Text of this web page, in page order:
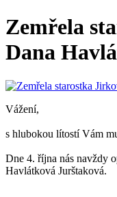
Zemřela
Dana
Vážení,
s hlubokou lítostí Vám
Dne 4. října nás navždy
Havlátková Jurštaková.